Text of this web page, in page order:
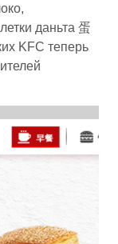
даньта 蛋
KFC теперь